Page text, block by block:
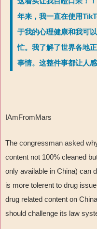
年来，我一直在使用
于我的心理健康和我可
忙。我了解了世界各地
事情。这整件事都让人感
IAmFromMars
The congressman asked
content not 100% cleaned
only available in China) can
is more tolerent to drug
drug related content on
should challenge its law